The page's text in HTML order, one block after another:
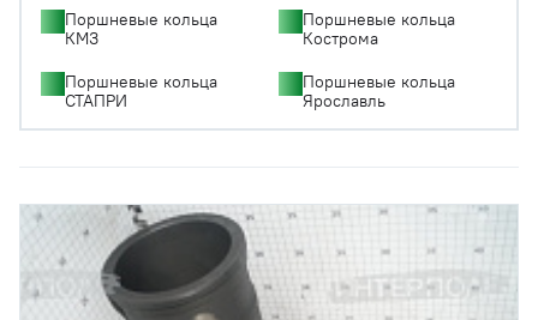
Поршневые кольца
КМЗ
Поршневые кольца
Кострома
Поршневые кольца
СТАПРИ
Поршневые кольца
Ярославль